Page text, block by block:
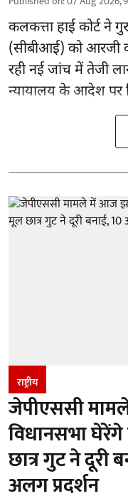
कलकत्ता हाई कोर्ट ने
(सीबीआई) कोआरजी
रही नई जांच में तेजी
न्यायालय के आदेश पर
राष्ट्रीय
जेपीएससी
विधानसभा
छात्र गुट ने
अलग प्रदर्शन